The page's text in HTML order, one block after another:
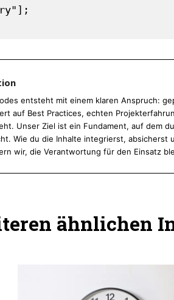
entsteht mit einem klaren Anspruch:
auf Best Practices, echten
Unser Ziel ist ein Fundament, auf dem
Wie du die Inhalte integrierst, absicherst
wir, die Verantwortung für den Einsatz
ähnlichen